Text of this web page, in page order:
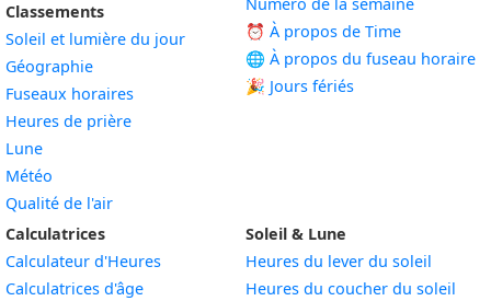
Classements
Soleil et lumière du jour
Géographie
Fuseaux horaires
Heures de prière
Lune
Météo
Qualité de l'air
Numéro de la semaine
⏰ À propos de Time
🌐 À propos du fuseau horaire
🎉 Jours fériés
Calculatrices
Calculateur d'Heures
Calculatrices d'âge
Soleil & Lune
Heures du lever du soleil
Heures du coucher du soleil